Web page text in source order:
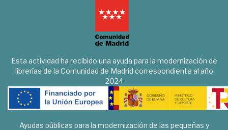
Esta actividad ha recibido una ayuda para la modernización de
librerías de la Comunidad de Madrid correspondiente al año
2024
Ayudas públicas para la modernización de las pequeñas y